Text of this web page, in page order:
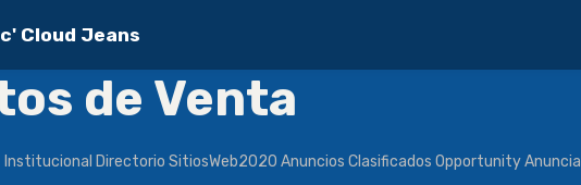
Cloud Jeans
de Venta